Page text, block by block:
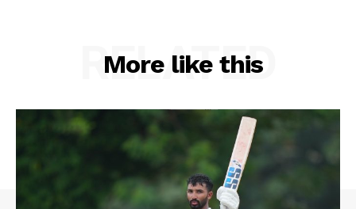
More like this
RELATED